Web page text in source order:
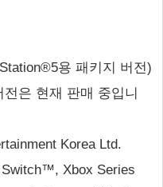
용 패키지 버전)
은 현재 판매 중입니
Korea Ltd.
Xbox Series